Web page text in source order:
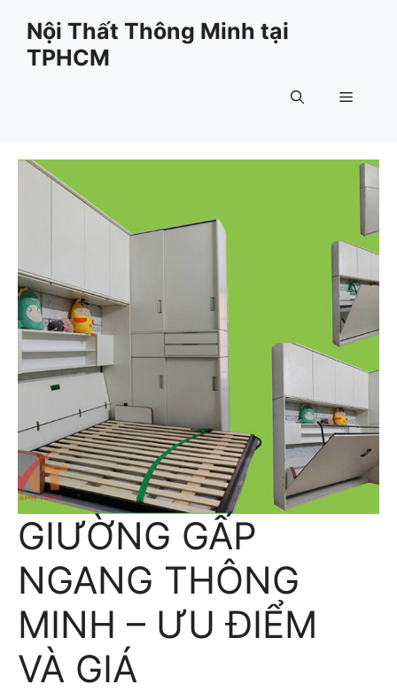
Nội Thất Thông Minh tại
TPHCM
Menu
GIƯỜNG GẤP
NGANG THÔNG
MINH – ƯU ĐIỂM
VÀ GIÁ